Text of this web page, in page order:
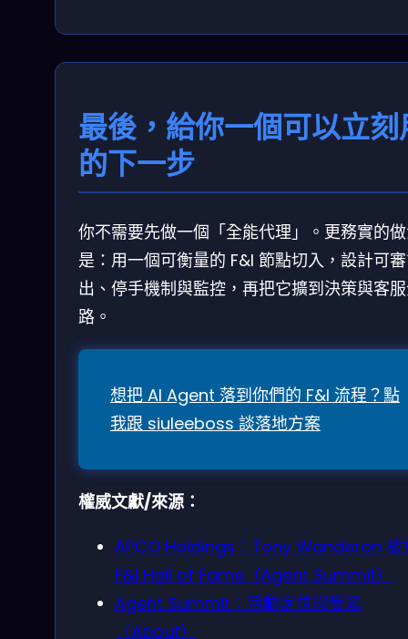
最後，給你一個可以立刻
的下一步
你不需要先做一個「全能代理」。更務實的
是：用一個可衡量的 F&I 節點切入，設計可
出、停手機制與監控，再把它擴到決策與客
路。
想把 AI Agent 落到你們的 F&I 流程？點
我跟 siuleeboss 談落地方案
權威文獻/來源：
APCO Holdings：Tony Wanderon 被
F&I Hall of Fame（Agent Summit）
Agent Summit：活動定位與受眾
（About）